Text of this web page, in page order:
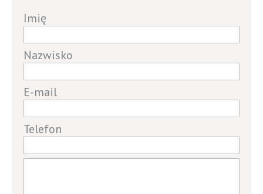
If
are
a
human,
ignore
field
Imię
Nazwisko
E-mail
Telefon